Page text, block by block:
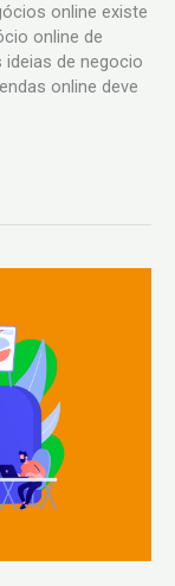
online existe
online de
de negocio
online deve